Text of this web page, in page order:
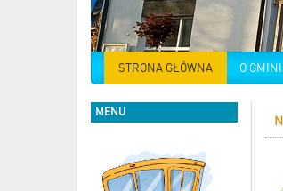
STRONA GŁÓWNA O
MENU